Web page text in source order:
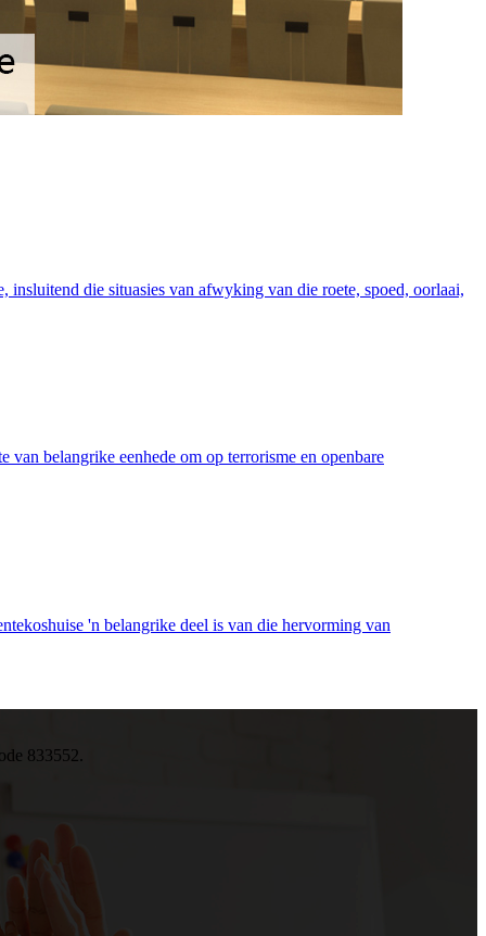
die situasies van afwyking van die roete, spoed, oorlaai,
belangrike eenhede om op terrorisme en openbare
'n belangrike deel is van die hervorming van
833552.